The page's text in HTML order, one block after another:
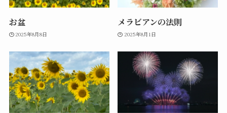
お盆
2025年8月8日
メラビアンの法則
2025年8月1日